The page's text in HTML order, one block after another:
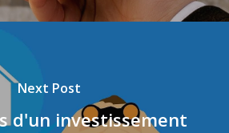
Next Post
d'un investissement